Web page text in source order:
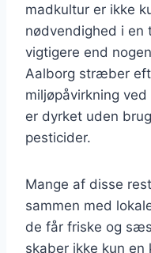
madkultur er ikke
nødvendighed i en
vigtigere end
Aalborg stræber
miljøpåvirkning
er dyrket uden
pesticider.
Mange af disse
sammen med
de får friske og
skaber ikke kun